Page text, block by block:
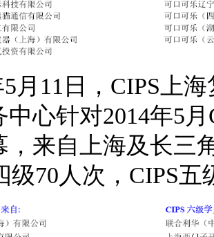
5月11日，CIPS上
中心针对2014年5
，来自上海及长三
级70人次，CIPS